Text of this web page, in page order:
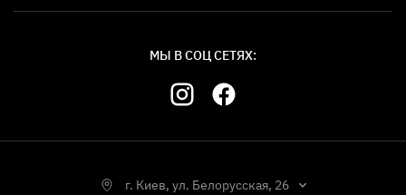
МЫ В СОЦ СЕТЯХ:
г. Киев, ул. Белорусская, 26